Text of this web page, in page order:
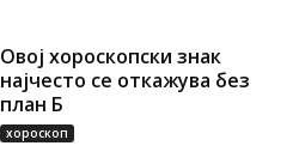
Овој хороскопски знак
најчесто се откажува без
план Б
хороскоп